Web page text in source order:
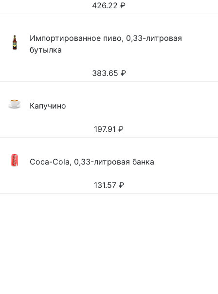
426.22 ₽
Импортированное пиво, 0,33-литровая
бутылка
383.65 ₽
Капучино
197.91 ₽
Coca-Cola, 0,33-литровая банка
131.57 ₽